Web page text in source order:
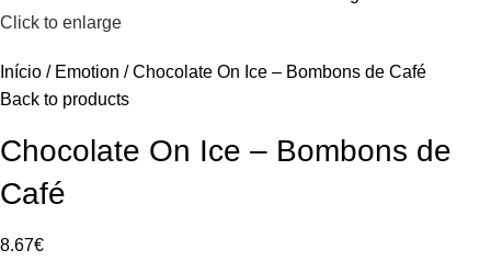
Click to enlarge
Início Emotion
Chocolate On Ice – Bombons de Café
Back to products
Chocolate On Ice – Bombons de
Café
8.67€